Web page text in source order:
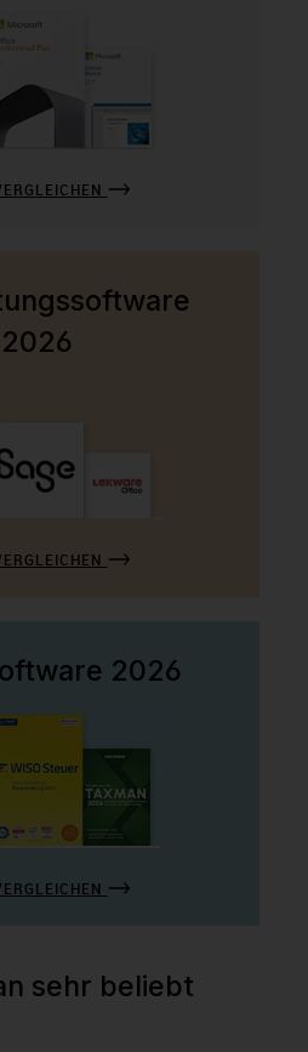
2026
2026
sehr beliebt